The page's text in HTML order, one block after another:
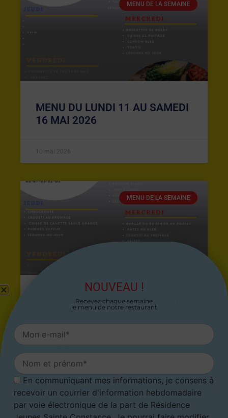
MENU DE LA SEMAINE
MENU DU LUNDI 11 AU SAMEDI
16 MAI 2026
10 mai 2026
MENU DE LA SEMAINE
MENU DU LUNDI 27 AVRIL AU
26 avril 2026
ARTICLE PRÉCÉDENT
Menu du 18 octobre au 24 octobre 2021
ARTICLE SUIVANT
NOUVEAU !
Recevez chaque semaine
le menu de notre restaurant
En communiquant mes informations, je consens à
recevoir un courrier d'information hebdomadaire
par voie électronique de la part de Résidence